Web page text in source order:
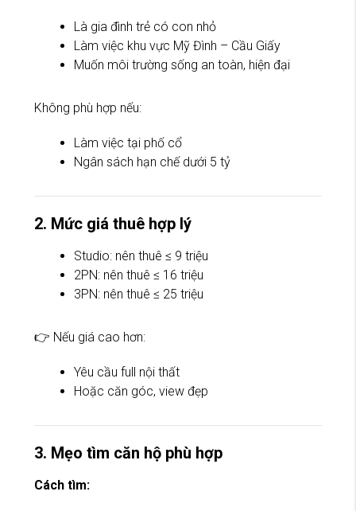
Là gia đình trẻ có con nhỏ
Làm việc khu vực Mỹ Đình – Cầu Giấy
Muốn môi trường sống an toàn, hiện đại
Không phù hợp nếu:
Làm việc tại phố cổ
Ngân sách hạn chế dưới 5 tỷ
2. Mức giá thuê hợp lý
Studio: nên thuê ≤ 9 triệu
2PN: nên thuê ≤ 16 triệu
3PN: nên thuê ≤ 25 triệu
👉 Nếu giá cao hơn:
Yêu cầu full nội thất
Hoặc căn góc, view đẹp
3. Mẹo tìm căn hộ phù hợp
Cách tìm: